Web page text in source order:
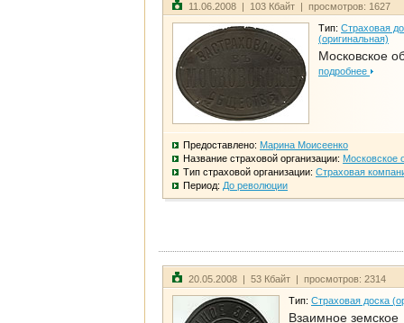
11.06.2008 | 103 Кбайт | просмотров: 1627
Тип: Страховая
(оригинальная)
Московское
подробнее
Предоставлено: Марина Моисеенко
Название страховой организации: Московское
Тип страховой организации: Страховая
Период: До революции
20.05.2008 | 53 Кбайт | просмотров: 2314
Тип: Страховая доска
Взаимное земское